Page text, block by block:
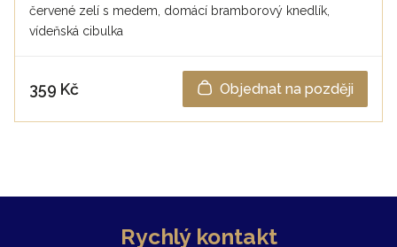
červené zelí s medem, domácí bramborový knedlík,
vídeňská cibulka
359 Kč Objednat na později
Rychlý kontakt